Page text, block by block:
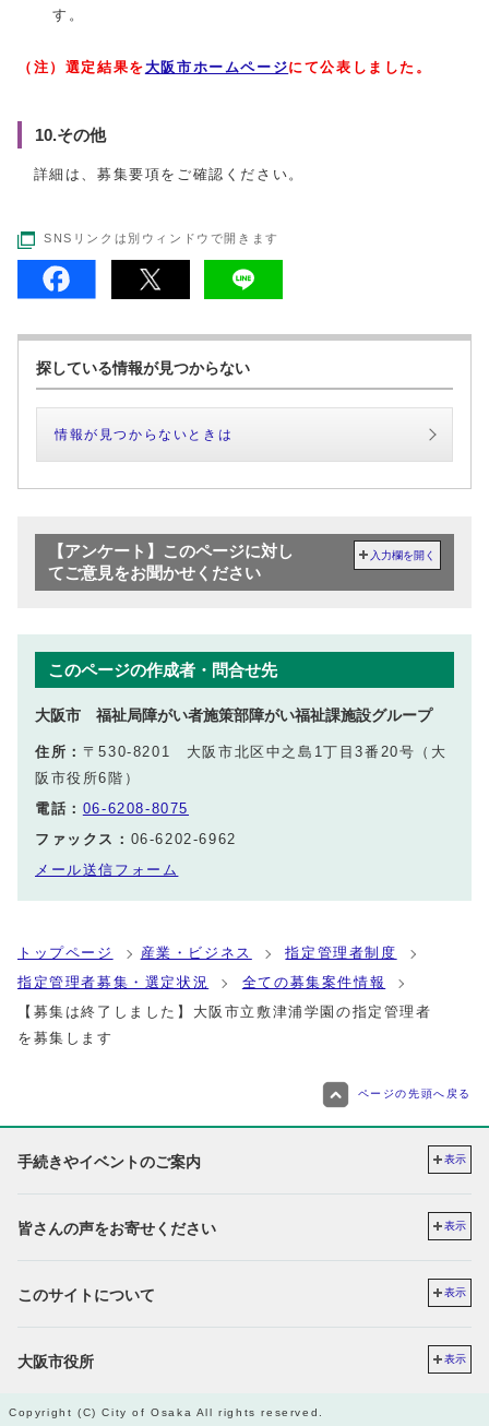
す。
（注）選定結果を大阪市ホームページにて公表しました。
10.その他
詳細は、募集要項をご確認ください。
SNSリンクは別ウィンドウで開きます
探している情報が見つからない
情報が見つからないときは
【アンケート】このページに対し
てご意見をお聞かせください
入力欄を開く
このページの作成者・問合せ先
大阪市 福祉局障がい者施策部障がい福祉課施設グループ
住所： 〒530-8201 大阪市北区中之島1丁目3番20号（大
阪市役所6階）
電話： 06-6208-8075
ファックス： 06-6202-6962
メール送信フォーム
トップページ 産業・ビジネス
指定管理者制度
指定管理者募集・選定状況
全ての募集案件情報
【募集は終了しました】大阪市立敷津浦学園の指定管理者
を募集します
ページの先頭へ戻る
手続きやイベントのご案内 表示
皆さんの声をお寄せください 表示
このサイトについて 表示
大阪市役所 表示
Copyright (C) City of Osaka All rights reserved.